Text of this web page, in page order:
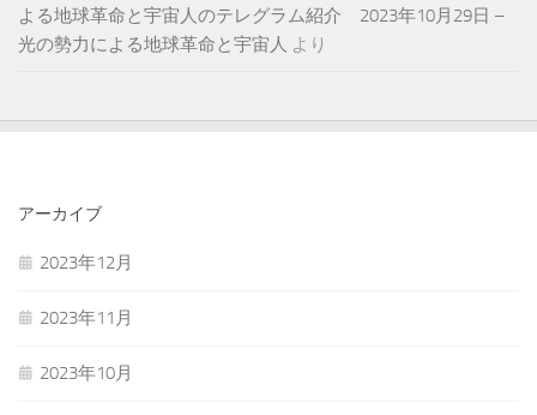
よる地球革命と宇宙人のテレグラム紹介 2023年10月29日 –
光の勢力による地球革命と宇宙人 より
アーカイブ
2023年12月
2023年11月
2023年10月